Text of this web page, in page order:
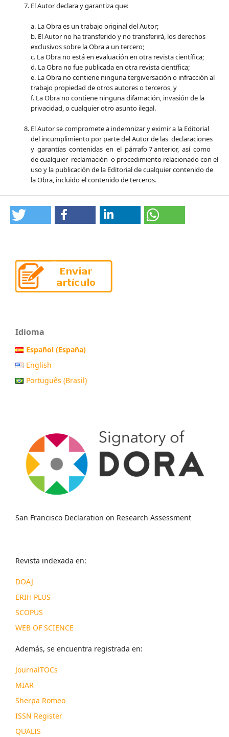
El Autor declara y garantiza que:
a. La Obra es un trabajo original del Autor;
b. El Autor no ha transferido y no transferirá, los derechos
exclusivos sobre la Obra a un tercero;
c. La Obra no está en evaluación en otra revista científica;
d. La Obra no fue publicada en otra revista científica;
e. La Obra no contiene ninguna tergiversación o infracción al
trabajo propiedad de otros autores o terceros, y
f. La Obra no contiene ninguna difamación, invasión de la
privacidad, o cualquier otro asunto ilegal.
El Autor se compromete a indemnizar y eximir a la Editorial
del incumplimiento por parte del Autor de las declaraciones
y garantías contenidas en el párrafo 7 anterior, así como
de cualquier reclamación o procedimiento relacionado con el
uso y la publicación de la Editorial de cualquier contenido de
la Obra, incluido el contenido de terceros.
Idioma
Español (España)
English
Português (Brasil)
San Francisco Declaration on Research Assessment
Revista indexada en:
DOAJ
ERIH PLUS
SCOPUS
WEB OF SCIENCE
Además, se encuentra registrada en:
JournalTOCs
MIAR
Sherpa Romeo
ISSN Register
QUALIS